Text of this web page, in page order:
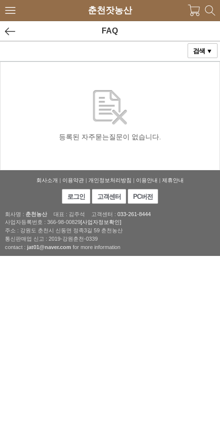
춘천잣농산
FAQ
검색 ▼
등록된 자주묻는질문이 없습니다.
회사소개 | 이용약관 | 개인정보처리방침 | 이용안내 | 제휴안내
로그인 고객센터 PC버전
회사명 : 춘천농산 대표 : 김주석 고객센터 : 033-261-8444
사업자등록번호 : 366-98-00829[사업자정보확인]
주소 : 강원도 춘천시 신동면 정족3길 59 춘천농산
통신판매업 신고 : 2019-강원춘천-0339
contact : jat01@naver.com for more information